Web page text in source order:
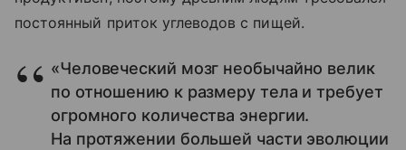
постоянный приток углеводов с пищей.
«Человеческий мозг необычайно велик
по отношению к размеру тела и требует
огромного количества энергии.
На протяжении большей части эволюции